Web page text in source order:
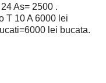
As= 2500 .
T 10 A 6000 lei
lei bucata.